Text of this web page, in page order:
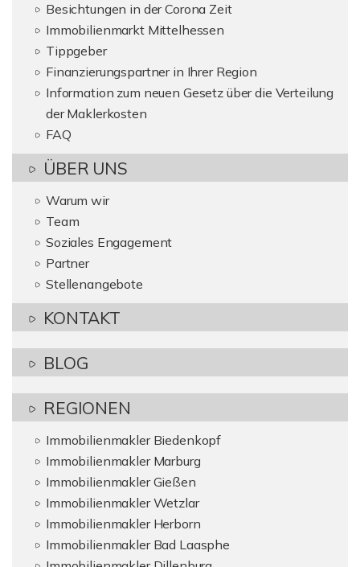
Besichtungen in der Corona Zeit
Immobilienmarkt Mittelhessen
Tippgeber
Finanzierungspartner in Ihrer Region
Information zum neuen Gesetz über die Verteilung
der Maklerkosten
FAQ
ÜBER UNS
Warum wir
Team
Soziales Engagement
Partner
Stellenangebote
KONTAKT
BLOG
REGIONEN
Immobilienmakler Biedenkopf
Immobilienmakler Marburg
Immobilienmakler Gießen
Immobilienmakler Wetzlar
Immobilienmakler Herborn
Immobilienmakler Bad Laasphe